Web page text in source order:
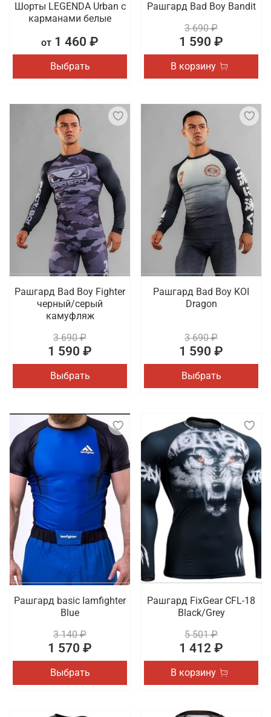
Шорты LEGENDA Urban c
карманами белые
от 1 460 ₽
Выбрать
Рашгард Bad Boy Bandit
3 690 ₽
1 590 ₽
В корзину
Рашгард Bad Boy Fighter
черный/серый
камуфляж
3 690 ₽
1 590 ₽
Выбрать
Рашгард Bad Boy KOI
Dragon
3 690 ₽
1 590 ₽
Выбрать
Рашгард basic Iamfighter
Blue
3 140 ₽
1 570 ₽
Выбрать
Рашгард FixGear CFL-18
Black/Grey
5 501 ₽
1 412 ₽
В корзину